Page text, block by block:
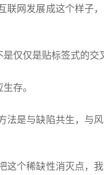
网发展成这个样子，
仅仅是贴标签式的交
存。
法是与缺陷共生，与
这个稀缺性消灭点，